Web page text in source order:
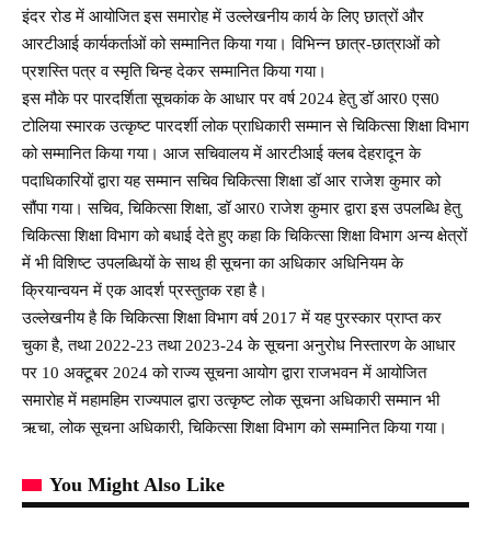
इंदर रोड में आयोजित इस समारोह में उल्लेखनीय कार्य के लिए छात्रों और
आरटीआई कार्यकर्ताओं को सम्मानित किया गया। विभिन्न छात्र-छात्राओं को
प्रशस्ति पत्र व स्मृति चिन्ह देकर सम्मानित किया गया।
इस मौके पर पारदर्शिता सूचकांक के आधार पर वर्ष 2024 हेतु डॉ आर0 एस0
टोलिया स्मारक उत्कृष्ट पारदर्शी लोक प्राधिकारी सम्मान से चिकित्सा शिक्षा विभाग
को सम्मानित किया गया। आज सचिवालय में आरटीआई क्लब देहरादून के
पदाधिकारियों द्वारा यह सम्मान सचिव चिकित्सा शिक्षा डॉ आर राजेश कुमार को
सौंपा गया। सचिव, चिकित्सा शिक्षा, डॉ आर0 राजेश कुमार द्वारा इस उपलब्धि हेतु
चिकित्सा शिक्षा विभाग को बधाई देते हुए कहा कि चिकित्सा शिक्षा विभाग अन्य क्षेत्रों
में भी विशिष्ट उपलब्धियों के साथ ही सूचना का अधिकार अधिनियम के
क्रियान्वयन में एक आदर्श प्रस्तुतक रहा है।
उल्लेखनीय है कि चिकित्सा शिक्षा विभाग वर्ष 2017 में यह पुरस्कार प्राप्त कर
चुका है, तथा 2022-23 तथा 2023-24 के सूचना अनुरोध निस्तारण के आधार
पर 10 अक्टूबर 2024 को राज्य सूचना आयोग द्वारा राजभवन में आयोजित
समारोह में महामहिम राज्यपाल द्वारा उत्कृष्ट लोक सूचना अधिकारी सम्मान भी
ऋचा, लोक सूचना अधिकारी, चिकित्सा शिक्षा विभाग को सम्मानित किया गया।
You Might Also Like